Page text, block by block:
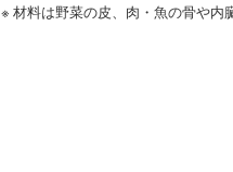
※ 材料は野菜の皮、肉・魚の骨や内